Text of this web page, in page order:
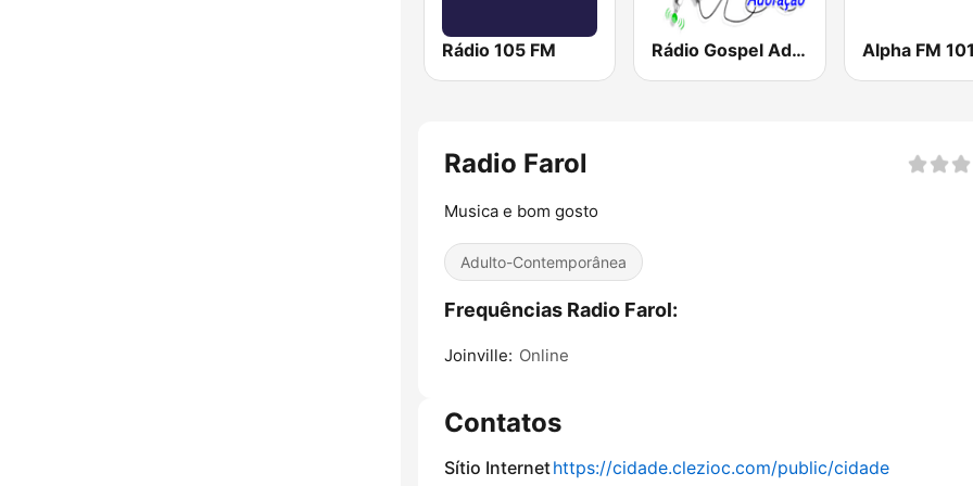
Rádio 105 FM Rádio Gospel Adoração Alpha FM
Radio Farol
Musica e bom gosto
Adulto-Contemporânea
Frequências Radio Farol:
Joinville: Online
Contatos
Sítio Internethttps://cidade.clezioc.com/public/cidade